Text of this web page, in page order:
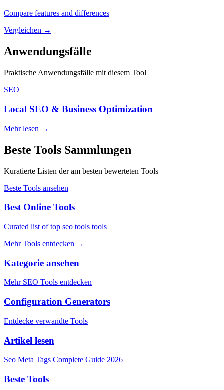
Compare features and differences
Vergleichen →
Anwendungsfälle
Praktische Anwendungsfälle mit diesem Tool
SEO
Local SEO & Business Optimization
Mehr lesen →
Beste Tools Sammlungen
Kuratierte Listen der am besten bewerteten Tools
Beste Tools ansehen
Best Online Tools
Curated list of top seo tools tools
Mehr Tools entdecken →
Kategorie ansehen
Mehr SEO Tools entdecken
Configuration Generators
Entdecke verwandte Tools
Artikel lesen
Seo Meta Tags Complete Guide 2026
Beste Tools